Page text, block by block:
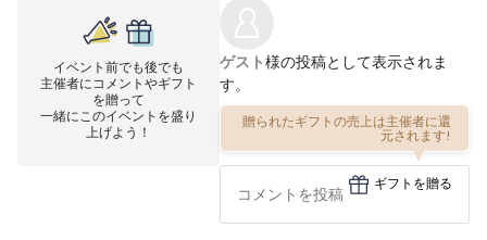
イベント前でも後でも
主催者にコメントやギフト
を贈って
一緒にこのイベントを盛り
上げよう！
ゲスト様の投稿として表示されま
す。
贈られたギフトの売上は主催者に還
元されます!
ギフトを贈る